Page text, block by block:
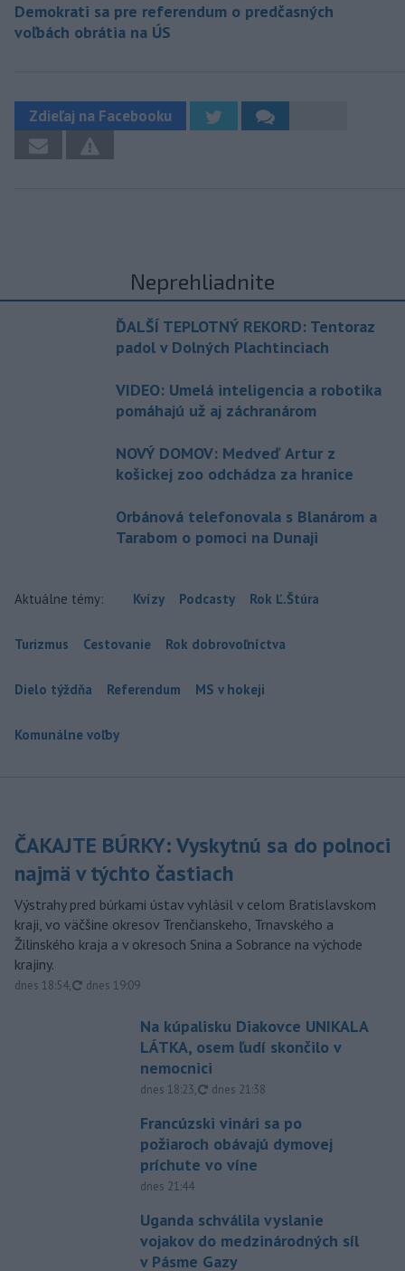
Demokrati sa pre referendum o predčasných
voľbách obrátia na ÚS
Zdieľaj na Facebooku
Neprehliadnite
ĎALŠÍ TEPLOTNÝ REKORD: Tentoraz
padol v Dolných Plachtinciach
VIDEO: Umelá inteligencia a robotika
pomáhajú už aj záchranárom
NOVÝ DOMOV: Medveď Artur z
košickej zoo odchádza za hranice
Orbánová telefonovala s Blanárom a
Tarabom o pomoci na Dunaji
Aktuálne témy: Kvízy Podcasty Rok Ľ.Štúra
Turizmus Cestovanie Rok dobrovoľníctva
Dielo týždňa Referendum MS v hokeji
Komunálne voľby
ČAKAJTE BÚRKY: Vyskytnú sa do polnoci
najmä v týchto častiach
Výstrahy pred búrkami ústav vyhlásil v celom Bratislavskom
kraji, vo väčšine okresov Trenčianskeho, Trnavského a
Žilinského kraja a v okresoch Snina a Sobrance na východe
krajiny.
dnes 18:54, aktualizované
dnes 19:09
Na kúpalisku Diakovce UNIKALA
LÁTKA, osem ľudí skončilo v
nemocnici
dnes 18:23, aktualizované
dnes 21:38
Francúzski vinári sa po
požiaroch obávajú dymovej
príchute vo víne
dnes 21:44
Uganda schválila vyslanie
vojakov do medzinárodných síl
v Pásme Gazy